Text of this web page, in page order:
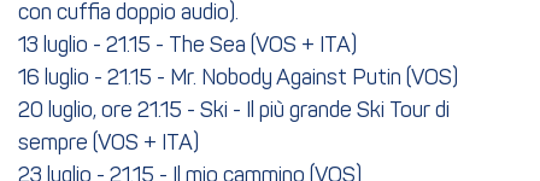
con cuffia doppio audio).
13 luglio - 21.15 - The Sea (VOS + ITA)
16 luglio - 21.15 - Mr. Nobody Against Putin (VOS)
20 luglio, ore 21.15 - Ski - Il più grande Ski Tour di
sempre (VOS + ITA)